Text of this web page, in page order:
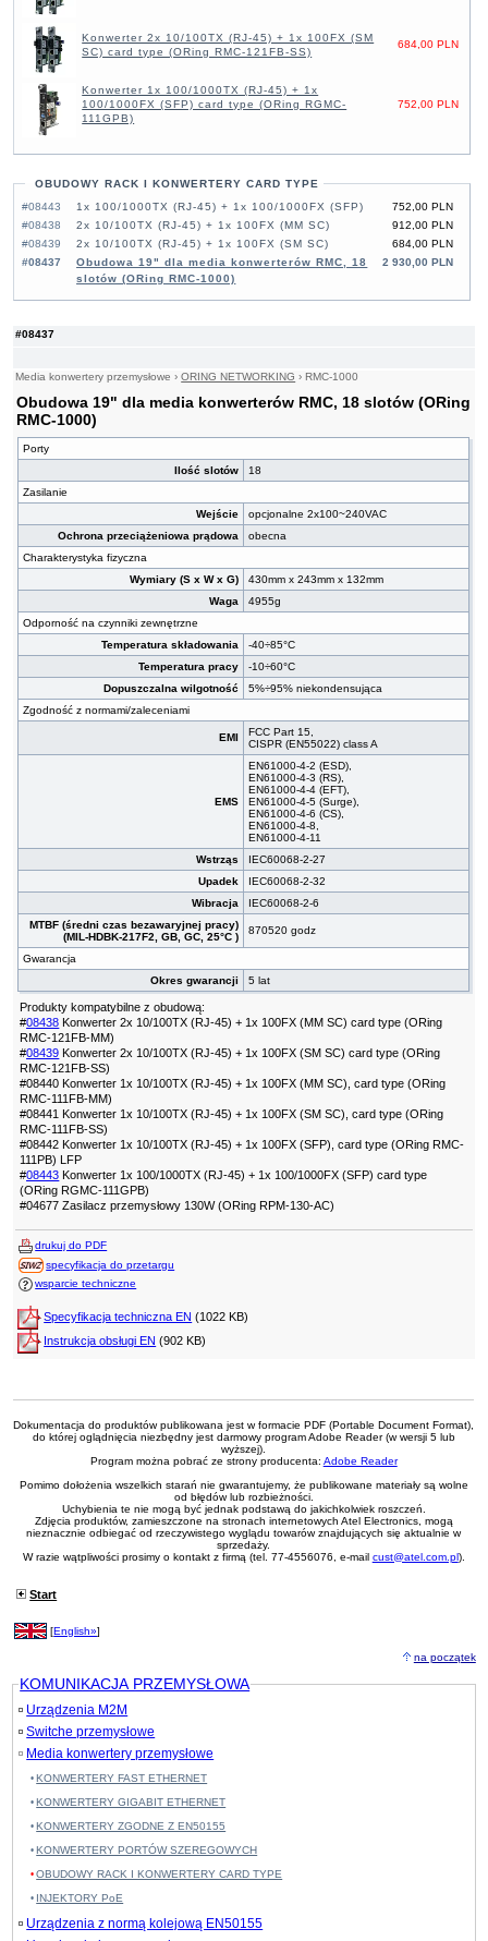
#08437
Media konwertery przemysłowe ›ORING NETWORKING ›RMC-1000
Obudowa 19" dla media konwerterów RMC, 18 slotów (ORing
RMC-1000)
Porty
Ilość slotów
18
Zasilanie
Wejście
opcjonalne 2x100~240VAC
Ochrona przeciążeniowa prądowa
obecna
Charakterystyka fizyczna
Wymiary (S x W x G)
430mm x 243mm x 132mm
Waga
4955g
Odporność na czynniki zewnętrzne
Temperatura składowania
-40÷85°C
Temperatura pracy
-10÷60°C
Dopuszczalna wilgotność
5%÷95% niekondensująca
Zgodność z normami/zaleceniami
EMI
FCC Part 15,
CISPR (EN55022) class A
EMS
EN61000-4-2 (ESD),
EN61000-4-3 (RS),
EN61000-4-4 (EFT),
EN61000-4-5 (Surge),
EN61000-4-6 (CS),
EN61000-4-8,
EN61000-4-11
Wstrząs
IEC60068-2-27
Upadek
IEC60068-2-32
Wibracja
IEC60068-2-6
MTBF (średni czas bezawaryjnej pracy)
(MIL-HDBK-217F2, GB, GC, 25°C )
870520 godz
Gwarancja
Okres gwarancji
5 lat
Produkty kompatybilne z obudową:
#08438 Konwerter 2x 10/100TX (RJ-45) + 1x 100FX (MM SC) card type (ORing
RMC-121FB-MM)
#08439 Konwerter 2x 10/100TX (RJ-45) + 1x 100FX (SM SC) card type (ORing
RMC-121FB-SS)
#08440 Konwerter 1x 10/100TX (RJ-45) + 1x 100FX (MM SC), card type (ORing
RMC-111FB-MM)
#08441 Konwerter 1x 10/100TX (RJ-45) + 1x 100FX (SM SC), card type (ORing
RMC-111FB-SS)
#08442 Konwerter 1x 10/100TX (RJ-45) + 1x 100FX (SFP), card type (ORing RMC-
111PB) LFP
#08443 Konwerter 1x 100/1000TX (RJ-45) + 1x 100/1000FX (SFP) card type
(ORing RGMC-111GPB)
#04677 Zasilacz przemysłowy 130W (ORing RPM-130-AC)
drukuj do PDF
specyfikacja do przetargu
wsparcie techniczne
Specyfikacja techniczna EN (1022 KB)
Instrukcja obsługi EN (902 KB)
684,00 PLN
Konwerter 2x 10/100TX (RJ-45) + 1x 100FX (SM
SC) card type (ORing RMC-121FB-SS)
752,00 PLN
Konwerter 1x 100/1000TX (RJ-45) + 1x
100/1000FX (SFP) card type (ORing RGMC-
111GPB)
OBUDOWY RACK I KONWERTERY CARD TYPE
#08443
752,00 PLN
1x 100/1000TX (RJ-45) + 1x 100/1000FX (SFP)
#08438
912,00 PLN
2x 10/100TX (RJ-45) + 1x 100FX (MM SC)
#08439
684,00 PLN
2x 10/100TX (RJ-45) + 1x 100FX (SM SC)
#08437
2 930,00 PLN
Obudowa 19" dla media konwerterów RMC, 18
slotów (ORing RMC-1000)
Dokumentacja do produktów publikowana jest w formacie PDF (Portable Document Format),
do której oglądnięcia niezbędny jest darmowy program Adobe Reader (w wersji 5 lub
wyższej).
Program można pobrać ze strony producenta: Adobe Reader
Pomimo dołożenia wszelkich starań nie gwarantujemy, że publikowane materiały są wolne
od błędów lub rozbieżności.
Uchybienia te nie mogą być jednak podstawą do jakichkolwiek roszczeń.
Zdjęcia produktów, zamieszczone na stronach internetowych Atel Electronics, mogą
nieznacznie odbiegać od rzeczywistego wyglądu towarów znajdujących się aktualnie w
sprzedaży.
W razie wątpliwości prosimy o kontakt z firmą (tel. 77-4556076, e-mail cust@atel.com.pl).
Start
[English»]
na początek
KOMUNIKACJA PRZEMYSŁOWA
Urządzenia M2M
Switche przemysłowe
Media konwertery przemysłowe
KONWERTERY FAST ETHERNET
KONWERTERY GIGABIT ETHERNET
KONWERTERY ZGODNE Z EN50155
KONWERTERY PORTÓW SZEREGOWYCH
OBUDOWY RACK I KONWERTERY CARD TYPE
INJEKTORY PoE
Urządzenia z normą kolejową EN50155